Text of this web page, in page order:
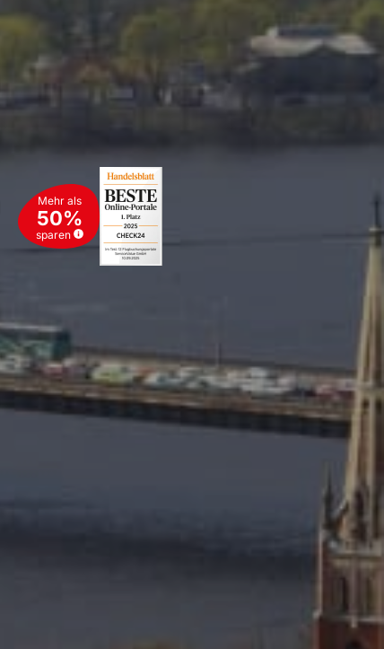
Mehr als
50%
sparen